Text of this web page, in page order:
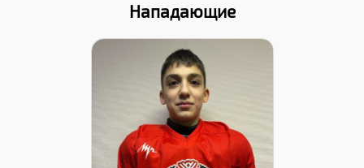
Нападающие
Хват клюшки:
Левый